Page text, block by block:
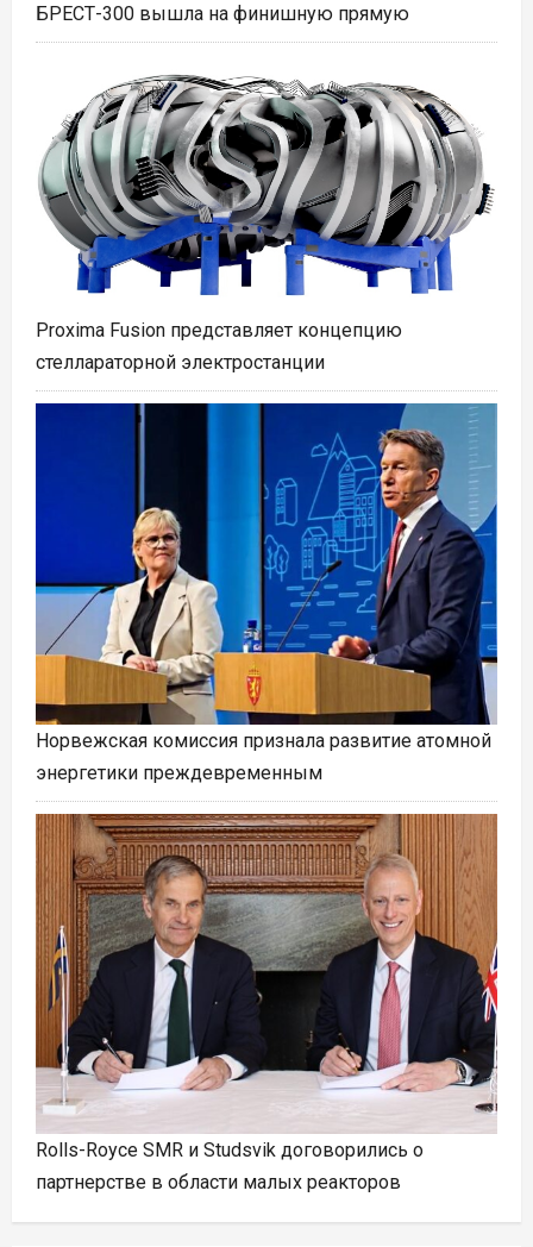
БРЕСТ-300 вышла на финишную прямую
Proxima Fusion представляет концепцию
стеллараторной электростанции
Норвежская комиссия признала развитие атомной
энергетики преждевременным
Rolls-Royce SMR и Studsvik договорились о
партнерстве в области малых реакторов